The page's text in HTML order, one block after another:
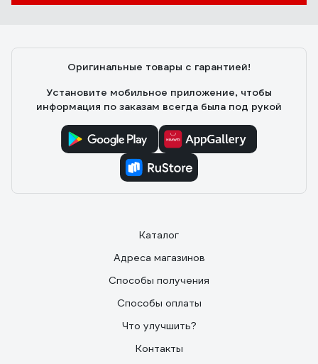
Оригинальные товары с гарантией!
Установите мобильное приложение, чтобы
информация по заказам всегда была под рукой
Каталог
Адреса магазинов
Способы получения
Способы оплаты
Что улучшить?
Контакты